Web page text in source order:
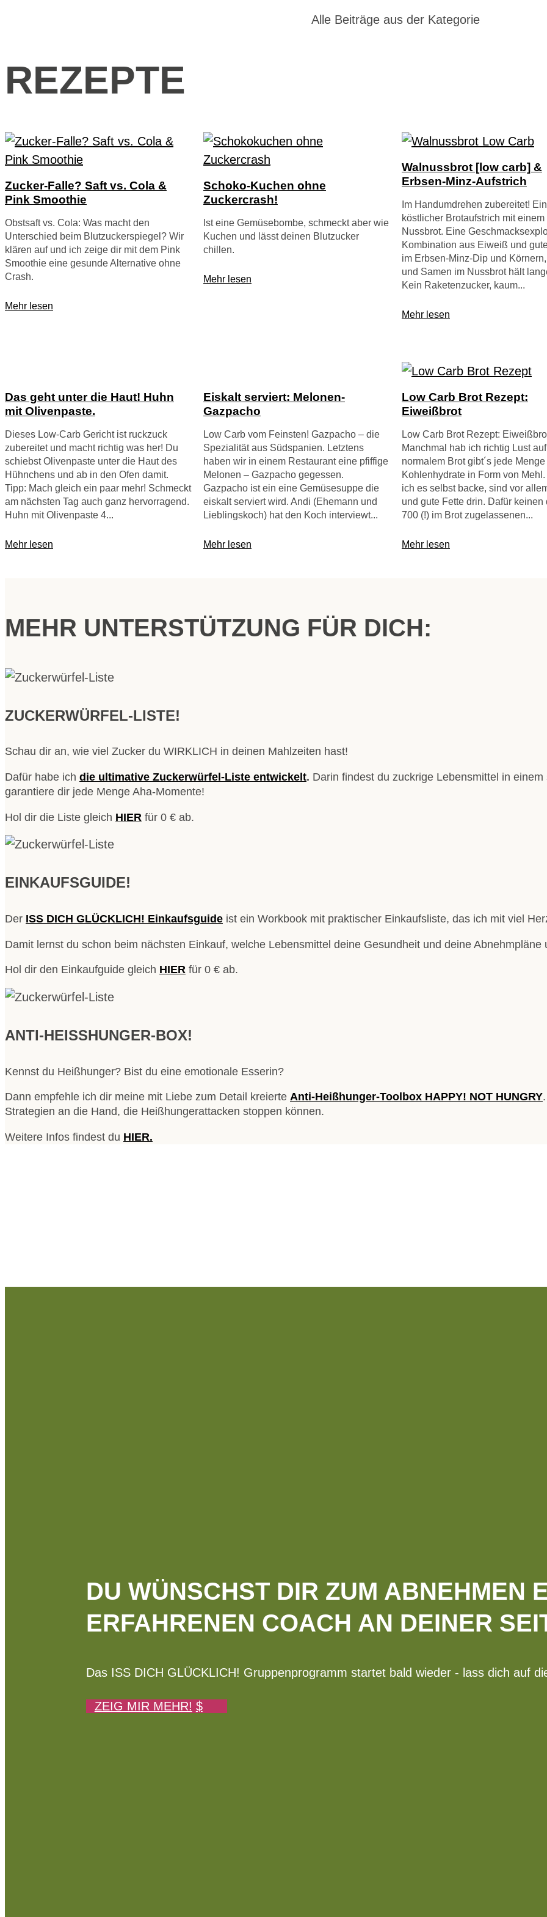
Alle Beiträge aus der Kategorie
REZEPTE
Zucker-Falle? Saft vs. Cola &
Pink Smoothie
Obstsaft vs. Cola: Was macht den
Unterschied beim Blutzuckerspiegel? Wir
klären auf und ich zeige dir mit dem Pink
Smoothie eine gesunde Alternative ohne
Crash.
Mehr lesen
Schoko-Kuchen ohne
Zuckercrash!
Ist eine Gemüsebombe, schmeckt aber wie
Kuchen und lässt deinen Blutzucker
chillen.
Mehr lesen
Walnussbrot [low carb] &
Erbsen-Minz-Aufstrich
Im Handumdrehen zubereitet! Ein
köstlicher Brotaufstrich mit
Nussbrot. Eine
Kombination aus Eiweiß und
im Erbsen-Minz-Dip und
und Samen im Nussbrot hält
Kein Raketenzucker, kaum...
Mehr lesen
Das geht unter die Haut! Huhn
mit Olivenpaste.
Dieses Low-Carb Gericht ist ruckzuck
zubereitet und macht richtig was her! Du
schiebst Olivenpaste unter die Haut des
Hühnchens und ab in den Ofen damit. ​
Tipp: Mach gleich ein paar mehr! Schmeckt
am nächsten Tag auch ganz hervorragend.
Huhn mit Olivenpaste 4...
Mehr lesen
Eiskalt serviert: Melonen-
Gazpacho
Low Carb vom Feinsten! Gazpacho – die
Spezialität aus Südspanien. Letztens
haben wir in einem Restaurant eine pfiffige
Melonen – Gazpacho gegessen.
Gazpacho ist ein eine Gemüsesuppe die
eiskalt serviert wird. Andi (Ehemann und
Lieblingskoch) hat den Koch interviewt...
Mehr lesen
Low Carb Brot Rezept:
Eiweißbrot
Low Carb Brot Rezept:
Manchmal hab ich richtig Lust
normalem Brot gibt´s jede Menge
Kohlenhydrate in Form von Mehl.
ich es selbst backe, sind vor
und gute Fette drin. Dafür keinen
700 (!) im Brot zugelassenen...
Mehr lesen
MEHR UNTERSTÜTZUNG FÜR DICH:
ZUCKERWÜRFEL-LISTE!
Schau dir an, wie viel Zucker du WIRKLICH in deinen Mahlzeiten hast!
Dafür habe ich die ultimative Zuckerwürfel-Liste entwickelt. Darin findest du zuckrige Lebensmittel in
garantiere dir jede Menge Aha-Momente!
Hol dir die Liste gleich HIER für 0 € ab.
EINKAUFSGUIDE!
Der ISS DICH GLÜCKLICH! Einkaufsguide ist ein Workbook mit praktischer Einkaufsliste, das ich mit viel
Damit lernst du schon beim nächsten Einkauf, welche Lebensmittel deine Gesundheit und deine Abnehmpläne
Hol dir den Einkaufguide gleich HIER für 0 € ab.
ANTI-HEISSHUNGER-BOX!
Kennst du Heißhunger? Bist du eine emotionale Esserin?
Dann empfehle ich dir meine mit Liebe zum Detail kreierte Anti-Heißhunger-Toolbox HAPPY! NOT HUNGRY
Strategien an die Hand, die Heißhungerattacken stoppen können.
Weitere Infos findest du HIER.
DU WÜNSCHST DIR ZUM ABNEHMEN
ERFAHRENEN COACH AN DEINER
Das ISS DICH GLÜCKLICH! Gruppenprogramm startet bald wieder - lass dich auf
ZEIG MIR MEHR!